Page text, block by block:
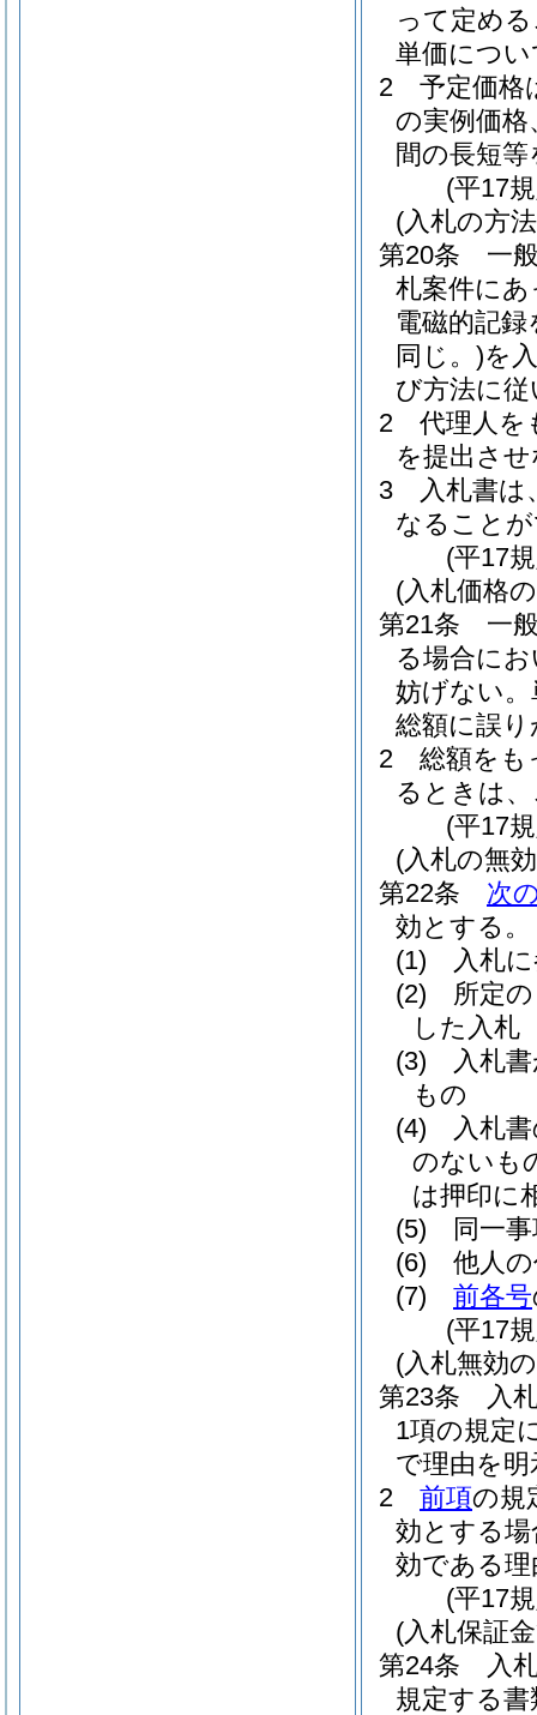
って定め
単価につ
2
予定価格
の実例価格
間の長短
(平17
(入札の方
第20条
一
札案件に
電磁的記
同じ。)を
び方法に
2
代理人を
を提出さ
3
入札書は
なること
(平17
(入札価格
第21条
一
る場合に
妨げない。
総額に誤
2
総額をも
るときは
(平17
(入札の無
第22条
次
効とする。
(1)
入札
(2)
所定
した入札
(3)
入札
もの
(4)
入札
のないも
は押印に
(5)
同一
(6)
他人
(7)
前各号
(平17
(入札無効
第23条
入
1項の規定
で理由を
2
前項の規
効とする
効である
(平17
(入札保証
第24条
入
規定する